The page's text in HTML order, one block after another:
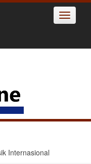
Toggle
Internasional